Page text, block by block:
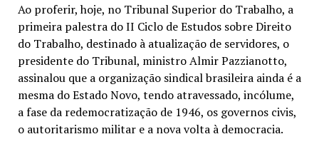
Ao proferir, hoje, no Tribunal Superior do Trabalho, a
primeira palestra do II Ciclo de Estudos sobre Direito
do Trabalho, destinado à atualização de servidores, o
presidente do Tribunal, ministro Almir Pazzianotto,
assinalou que a organização sindical brasileira ainda é a
mesma do Estado Novo, tendo atravessado, incólume,
a fase da redemocratização de 1946, os governos civis,
o autoritarismo militar e a nova volta à democracia.